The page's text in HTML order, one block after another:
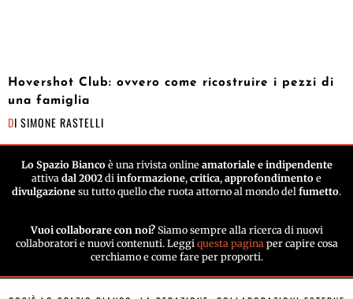
Hovershot Club: ovvero come ricostruire i pezzi di
una famiglia
DI SIMONE RASTELLI
Lo Spazio Biancoè una rivista online amatoriale e indipendente
attiva dal 2002 di informazione, critica, approfondimento e
divulgazione su tutto quello che ruota attorno al mondo del fumetto.
Vuoi collaborare con noi? Siamo sempre alla ricerca di nuovi
collaboratori e nuovi contenuti. Leggi questa paginaper capire cosa
cerchiamo e come fare per proporti.